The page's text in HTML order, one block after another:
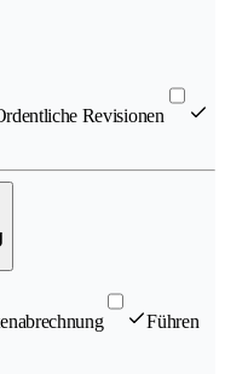
Revisionen
Führen